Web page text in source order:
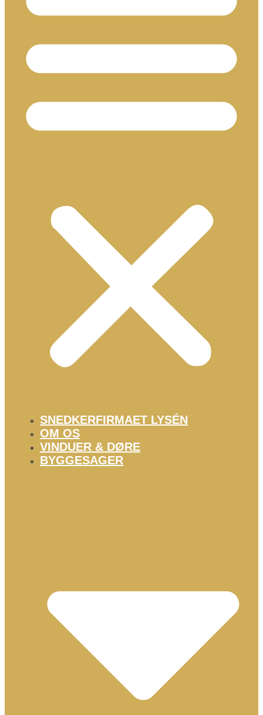
SNEDKERFIRMAET LYSÉN
OM OS
VINDUER & DØRE
BYGGESAGER